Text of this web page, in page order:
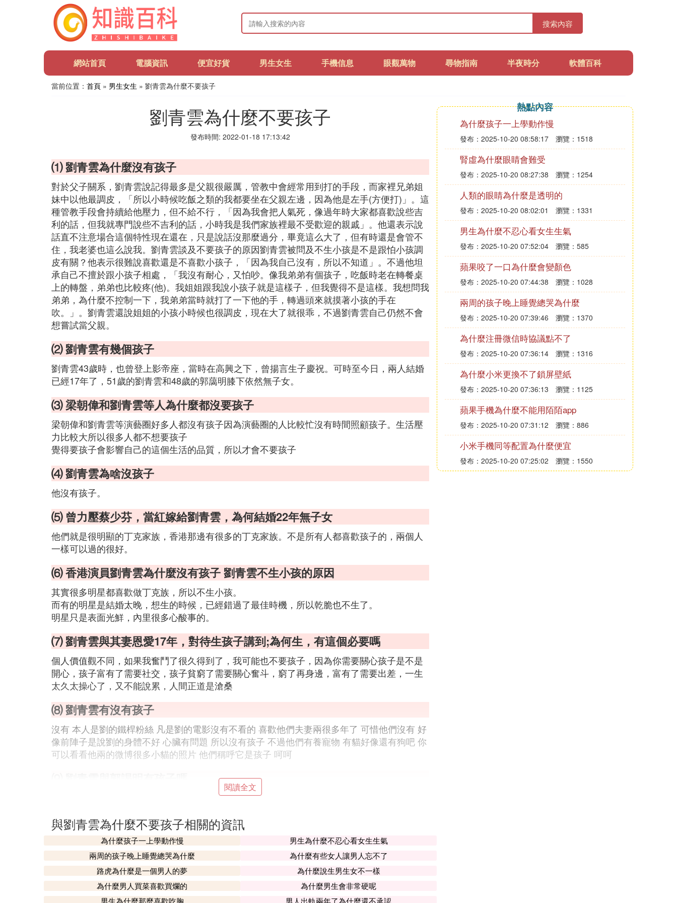
搜索內容
網站首頁 電腦資訊 便宜好貨 男生女生 手機信息 眼觀萬物 尋物指南 半夜時分 軟體百科
當前位置： 首頁 » 男生女生 » 劉青雲為什麼不要孩子
劉青雲為什麼不要孩子
發布時間: 2022-01-18 17:13:42
⑴ 劉青雲為什麼沒有孩子
對於父子關系，劉青雲說記得最多是父親很嚴厲，管教中會經常用到打的手段，而家裡兄弟姐
妹中以他最調皮，「所以小時候吃飯之類的我都要坐在父親左邊，因為他是左手(方便打)」。這
種管教手段會持續給他壓力，但不給不行，「因為我會把人氣死，像過年時大家都喜歡說些吉
利的話，但我就專門說些不吉利的話，小時我是我們家族裡最不受歡迎的親戚」。他還表示說
話直不注意場合這個特性現在還在，只是說話沒那麼過分，畢竟這么大了，但有時還是會管不
住，我老婆也這么說我。劉青雲談及不要孩子的原因劉青雲被問及不生小孩是不是跟怕小孩調
皮有關？他表示很難說喜歡還是不喜歡小孩子，「因為我自己沒有，所以不知道」。不過他坦
承自己不擅於跟小孩子相處，「我沒有耐心，又怕吵。像我弟弟有個孩子，吃飯時老在轉餐桌
上的轉盤，弟弟也比較疼(他)。我姐姐跟我說小孩子就是這樣子，但我覺得不是這樣。我想問我
弟弟，為什麼不控制一下，我弟弟當時就打了一下他的手，轉過頭來就摸著小孩的手在
吹。」。劉青雲還說姐姐的小孩小時候也很調皮，現在大了就很乖，不過劉青雲自己仍然不會
想嘗試當父親。
⑵ 劉青雲有幾個孩子
劉青雲43歲時，也曾登上影帝座，當時在高興之下，曾揚言生子慶祝。可時至今日，兩人結婚
已經17年了，51歲的劉青雲和48歲的郭藹明膝下依然無子女。
⑶ 梁朝偉和劉青雲等人為什麼都沒要孩子
梁朝偉和劉青雲等演藝圈好多人都沒有孩子因為演藝圈的人比較忙沒有時間照顧孩子。生活壓
力比較大所以很多人都不想要孩子
覺得要孩子會影響自己的這個生活的品質，所以才會不要孩子
⑷ 劉青雲為啥沒孩子
他沒有孩子。
⑸ 曾力壓蔡少芬，當紅嫁給劉青雲，為何結婚22年無子女
他們就是很明顯的丁克家族，香港那邊有很多的丁克家族。不是所有人都喜歡孩子的，兩個人
一樣可以過的很好。
⑹ 香港演員劉青雲為什麼沒有孩子 劉青雲不生小孩的原因
其實很多明星都喜歡做丁克族，所以不生小孩。
而有的明星是結婚太晚，想生的時候，已經錯過了最佳時機，所以乾脆也不生了。
明星只是表面光鮮，內里很多心酸事的。
⑺ 劉青雲與其妻恩愛17年，對待生孩子講到;為何生，有這個必要嗎
個人價值觀不同，如果我奮鬥了很久得到了，我可能也不要孩子，因為你需要關心孩子是不是
開心，孩子富有了需要社交，孩子貧窮了需要關心奮斗，窮了再身邊，富有了需要出差，一生
太久太操心了，又不能說累，人間正道是滄桑
⑻ 劉青雲有沒有孩子
沒有 本人是劉的鐵桿粉絲 凡是劉的電影沒有不看的 喜歡他們夫妻兩很多年了 可惜他們沒有 好
像前陣子是說劉的身體不好 心臟有問題 所以沒有孩子 不過他們有養寵物 有貓好像還有狗吧 你
可以看看他兩的微博很多小貓的照片 他們稱呼它是孩子 呵呵
截止到2021年7月16日，兩人並沒有孩子。
雲被稱為圈中的「模範夫妻」。
夫妻二人結婚已經二十多年，卻一直沒有要小孩，他們選擇了丁克家庭，不想讓孩子打亂他們
的生活，劉青雲曾表示：我們夫妻的感情一直都很好，不需要靠生小孩來聯絡感情。
截止到2021年7月16日，53歲的郭藹明看上去沒有一絲蒼老的感覺，在高大強壯的丈夫劉青雲
的面前，她快樂的像個孩子。
閱讀全文
與劉青雲為什麼不要孩子相關的資訊
為什麼孩子一上學動作慢
男生為什麼不忍心看女生生氣
兩周的孩子晚上睡覺總哭為什麼
為什麼有些女人讓男人忘不了
路虎為什麼是一個男人的夢
為什麼說生男生女不一樣
為什麼男人買菜喜歡買爛的
為什麼男生會非常硬呢
男生為什麼那麼喜歡吃胸
男人出軌兩年了為什麼還不承認
熱點內容
為什麼孩子一上學動作慢
發布：2025-10-20 08:58:17 瀏覽：1518
腎虛為什麼眼睛會難受
發布：2025-10-20 08:27:38 瀏覽：1254
人類的眼睛為什麼是透明的
發布：2025-10-20 08:02:01 瀏覽：1331
男生為什麼不忍心看女生生氣
發布：2025-10-20 07:52:04 瀏覽：585
蘋果咬了一口為什麼會變顏色
發布：2025-10-20 07:44:38 瀏覽：1028
兩周的孩子晚上睡覺總哭為什麼
發布：2025-10-20 07:39:46 瀏覽：1370
為什麼注冊微信時協議點不了
發布：2025-10-20 07:36:14 瀏覽：1316
為什麼小米更換不了鎖屏壁紙
發布：2025-10-20 07:36:13 瀏覽：1125
蘋果手機為什麼不能用陌陌app
發布：2025-10-20 07:31:12 瀏覽：886
小米手機同等配置為什麼便宜
發布：2025-10-20 07:25:02 瀏覽：1550